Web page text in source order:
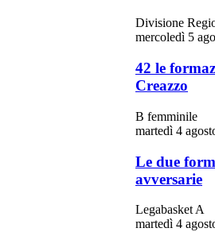
Divisione
mercoledì 5
42 le
Creazzo
B femminile
martedì 4
Le due
avversarie
Legabasket A
martedì 4